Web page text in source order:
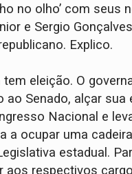
no olho’ com seus
e Sergio
Explico.
tem eleição. O
ao Senado, alçar sua
Nacional e
a ocupar uma
estadual.
aos respectivos